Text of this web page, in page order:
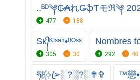
..ᴮᴰ༆₲₳れǤֆƬモℜ༆
477 188
Sᴋ᭄ᴷᴵˢᵃⁿ•ᴮᴼˢˢ
305 30
Nombres
292 40
ཧᜰ꙰ꦿ➢░?░?░✟✞ ™戀